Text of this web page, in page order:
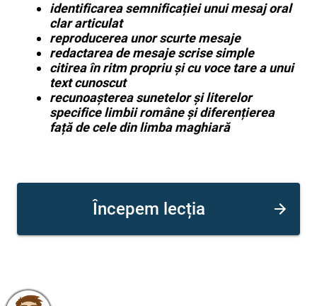
identificarea semnificației unui mesaj oral
clar articulat
reproducerea unor scurte mesaje
redactarea de mesaje scrise simple
citirea în ritm propriu și cu voce tare a unui
text cunoscut
recunoașterea sunetelor și literelor
specifice limbii române și diferențierea
față de cele din limba maghiară
Începem lecția